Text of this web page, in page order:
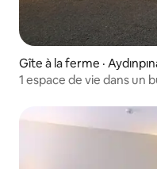
Gîte à la ferme ·
1 espace de vie dans un